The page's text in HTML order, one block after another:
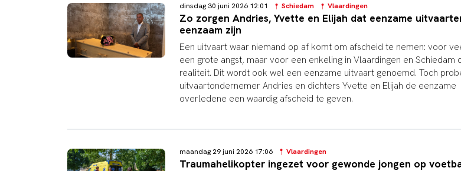
dinsdag 30 juni 2026 12:01 Schiedam Vlaardingen
Zo zorgen Andries, Yvette en Elijah dat eenzame
eenzaam zijn
Een uitvaart waar niemand op af komt om afscheid te nemen: voor
een grote angst, maar voor een enkeling in Vlaardingen en Schiedam
realiteit. Dit wordt ook wel een eenzame uitvaart genoemd. Toch
uitvaartondernemer Andries en dichters Yvette en Elijah de eenzame
overledene een waardig afscheid te geven.
maandag 29 juni 2026 17:06 Vlaardingen
Traumahelikopter ingezet voor gewonde jongen op